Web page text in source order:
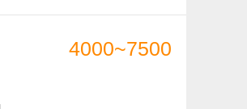
4000~7500